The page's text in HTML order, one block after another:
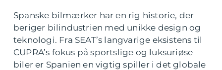
Spanske bilmærker har en rig historie, der
beriger bilindustrien med unikke design og
teknologi. Fra SEAT’s langvarige eksistens til
CUPRA’s fokus på sportslige og luksuriøse
biler er Spanien en vigtig spiller i det globale